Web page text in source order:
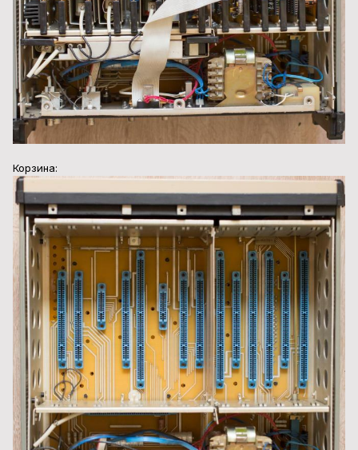
Корзина: